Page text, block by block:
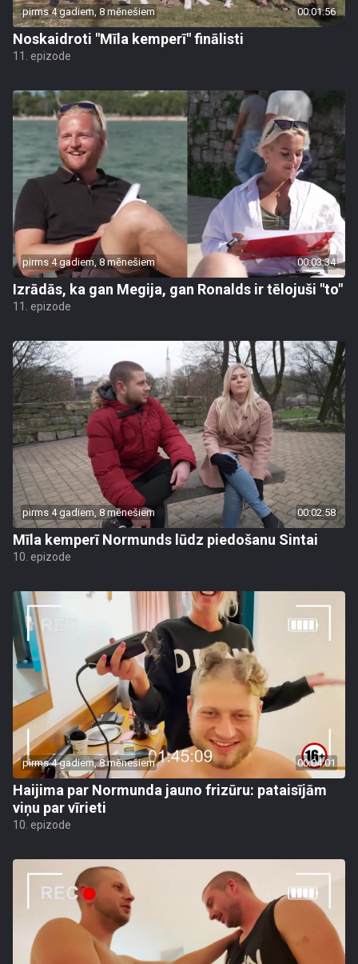
pirms 4 gadiem, 8 mēnešiem 00:01:56
Noskaidroti "Mīla kemperī" finālisti
11. epizode
pirms 4 gadiem, 8 mēnešiem 00:03:34
Izrādās, ka gan Megija, gan Ronalds ir tēlojuši "to"
11. epizode
pirms 4 gadiem, 8 mēnešiem 00:02:58
Mīla kemperī Normunds lūdz piedošanu Sintai
10. epizode
pirms 4 gadiem, 8 mēnešiem 00:04:01
Haijima par Normunda jauno frizūru: pataisījām
viņu par vīrieti
10. epizode